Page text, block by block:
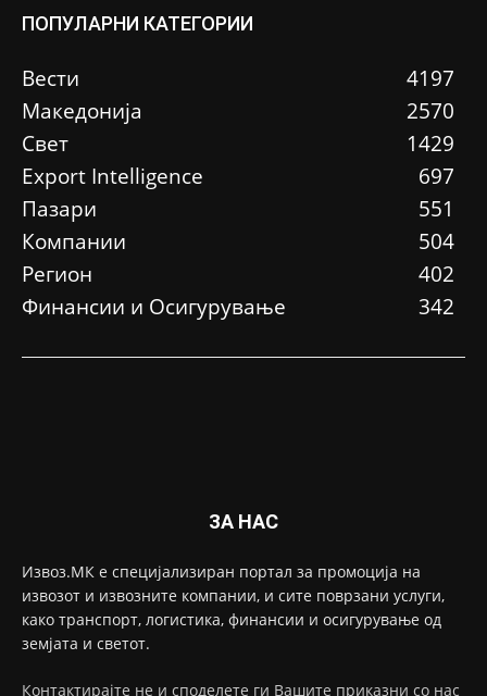
ПОПУЛАРНИ КАТЕГОРИИ
Вести
4197
Македонија
2570
Свет
1429
Еxport Intelligence
697
Пазари
551
Компании
504
Регион
402
Финансии и Осигурување
342
ЗА НАС
Извоз.МК е специјализиран портал за промоција на
извозот и извозните компании, и сите поврзани услуги,
како транспорт, логистика, финансии и осигурување од
земјата и светот.
Контактирајте не и споделете ги Вашите приказни со нас